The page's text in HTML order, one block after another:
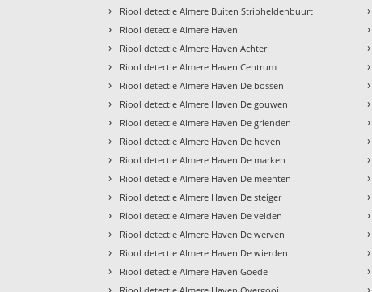
› Riool detectie Almere Buiten Stripheldenbuurt
› Riool detectie Almere Haven
› Riool detectie Almere Haven Achter
› Riool detectie Almere Haven Centrum
› Riool detectie Almere Haven De bossen
› Riool detectie Almere Haven De gouwen
› Riool detectie Almere Haven De grienden
› Riool detectie Almere Haven De hoven
› Riool detectie Almere Haven De marken
› Riool detectie Almere Haven De meenten
› Riool detectie Almere Haven De steiger
› Riool detectie Almere Haven De velden
› Riool detectie Almere Haven De werven
› Riool detectie Almere Haven De wierden
› Riool detectie Almere Haven Goede
›
›
›
›
›
›
›
›
›
›
›
›
›
›
›